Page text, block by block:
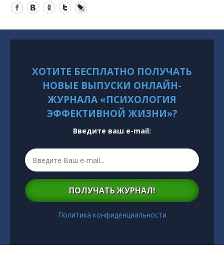
ХОТИТЕ БЕСПЛАТНО ПОЛУЧАТЬ
НОВЫЕ ВЫПУСКИ ОНЛАЙН-
ЖУРНАЛА «ПСИХОЛОГИЯ
ЭФФЕКТИВНОЙ ЖИЗНИ»?
Введите ваш e-mail:
ПОЛУЧАТЬ ЖУРНАЛ!
Политика конфиденциальности